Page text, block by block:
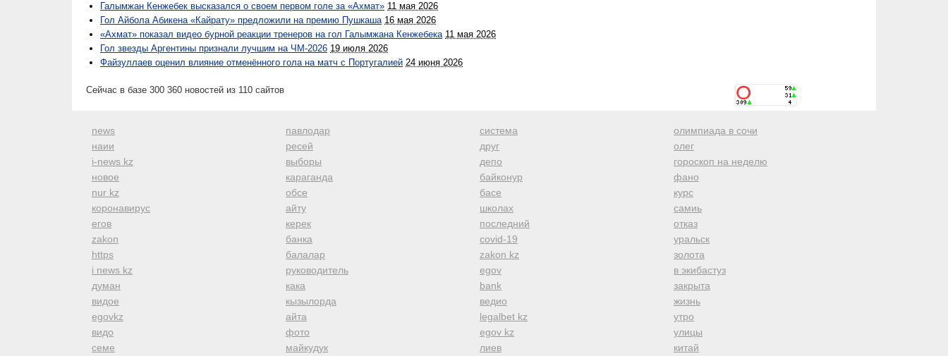
Галымжан Кенжебек высказался о своем первом голе за «Ахмат» 11 мая 2026
Гол Айбола Абикена «Кайрату» предложили на премию Пушкаша 16 мая 2026
«Ахмат» показал видео бурной реакции тренеров на гол Галымжана Кенжебека 11 мая 2026
Гол звезды Аргентины признали лучшим на ЧМ-2026 19 июля 2026
Файзуллаев оценил влияние отменённого гола на матч с Португалией 24 июня 2026
Сейчас в базе 300 360 новостей из 110 сайтов
news
наии
i-news kz
новое
nur kz
коронавирус
егов
zakon
https
i news kz
думан
видое
egovkz
видо
семе
павлодар
ресей
выборы
караганда
обсе
айту
керек
банка
балалар
руководитель
кака
кызылорда
айта
фото
майкудук
система
друг
депо
байконур
басе
школах
последний
covid-19
zakon kz
egov
bank
ведио
legalbet kz
egov kz
лиев
олимпиада в сочи
олег
гороскоп на неделю
фано
курс
самиь
отказ
уральск
золота
в экибастуз
закрыта
жизнь
утро
улицы
китай